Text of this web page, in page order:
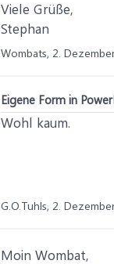
Viele Grüße,
Stephan
Wombats, 2.
Eigene Form in
Wohl kaum.
G.O.Tuhls, 2.
Moin Wombat,